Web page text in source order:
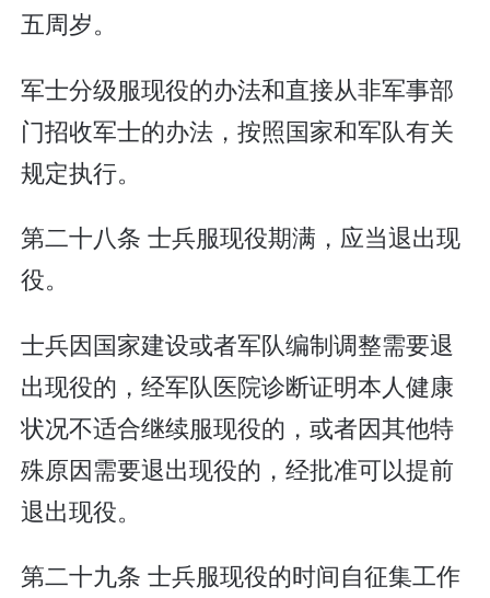
五周岁。
军士分级服现役的办法和直接从非军事部
门招收军士的办法，按照国家和军队有关
规定执行。
第二十八条 士兵服现役期满，应当退出现
役。
士兵因国家建设或者军队编制调整需要退
出现役的，经军队医院诊断证明本人健康
状况不适合继续服现役的，或者因其他特
殊原因需要退出现役的，经批准可以提前
退出现役。
第二十九条 士兵服现役的时间自征集工作